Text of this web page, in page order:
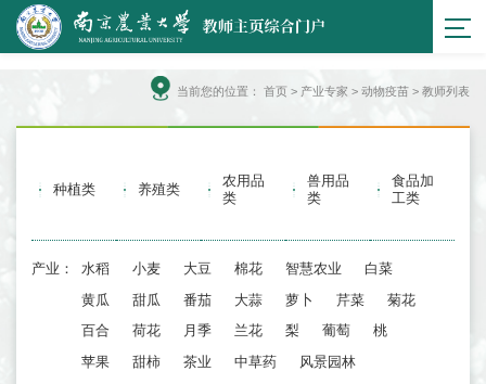
当前您的位置： 首页 > 产业专家 > 动物疫苗 > 教师列表
种植类 养殖类
农用品
类
兽用品
类
食品加
工类
产业： 水稻 小麦 大豆 棉花 智慧农业 白菜
黄瓜 甜瓜 番茄 大蒜 萝卜 芹菜 菊花
百合 荷花 月季 兰花 梨 葡萄 桃
苹果 甜柿 茶业 中草药 风景园林